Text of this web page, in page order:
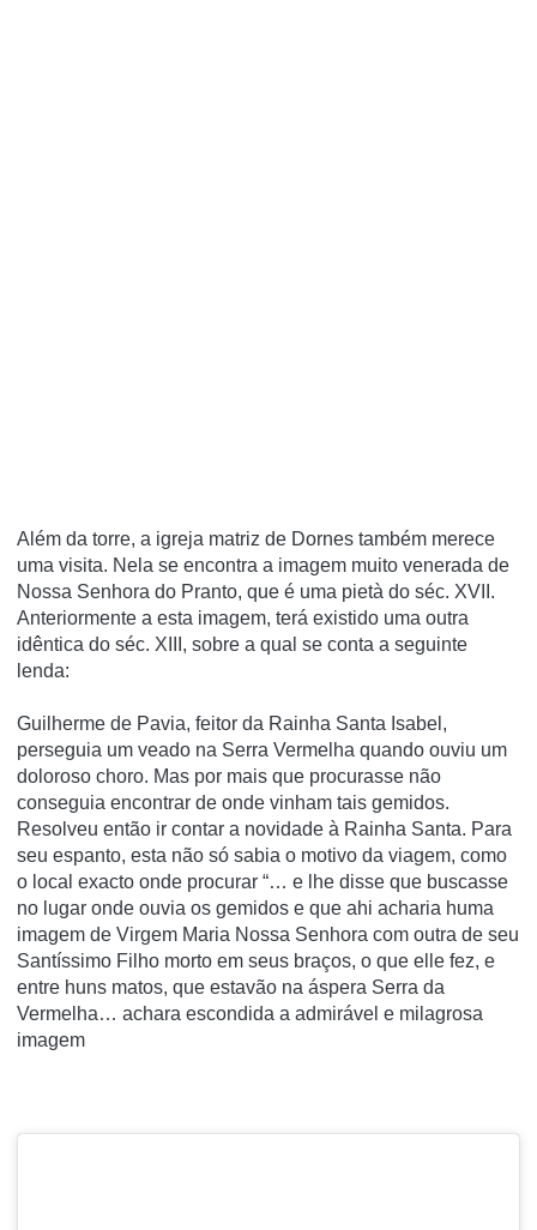
Além da torre, a igreja matriz de Dornes também merece
uma visita. Nela se encontra a imagem muito venerada de
Nossa Senhora do Pranto, que é uma pietà do séc. XVII.
Anteriormente a esta imagem, terá existido uma outra
idêntica do séc. XIII, sobre a qual se conta a seguinte
lenda:
Guilherme de Pavia, feitor da Rainha Santa Isabel,
perseguia um veado na Serra Vermelha quando ouviu um
doloroso choro. Mas por mais que procurasse não
conseguia encontrar de onde vinham tais gemidos.
Resolveu então ir contar a novidade à Rainha Santa. Para
seu espanto, esta não só sabia o motivo da viagem, como
o local exacto onde procurar “… e lhe disse que buscasse
no lugar onde ouvia os gemidos e que ahi acharia huma
imagem de Virgem Maria Nossa Senhora com outra de seu
Santíssimo Filho morto em seus braços, o que elle fez, e
entre huns matos, que estavão na áspera Serra da
Vermelha… achara escondida a admirável e milagrosa
imagem